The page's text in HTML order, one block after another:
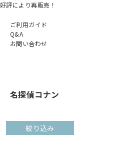
好評により再販売！
ご利用ガイド
Q&A
お問い合わせ
名探偵コナン
絞り込み